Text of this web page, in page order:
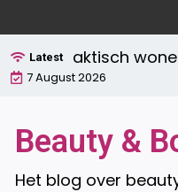
naar
de
inhoud
Latest
én praktisch
7 August 2026
Beauty &
Het blog over